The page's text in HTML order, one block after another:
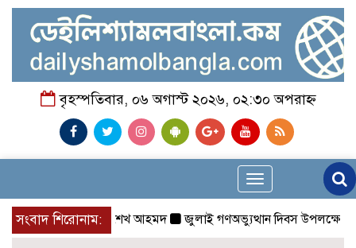
বৃহস্পতিবার, ০৬ অগাস্ট ২০২৬, ০২:৩০ অপরাহ্ন
Toggle
navigation
সংবাদ শিরোনাম:
হয় : আল্লামা শেখ আহমদ জুলাই গণঅভ্যুত্থান দিবস উপলক্ষ্যে